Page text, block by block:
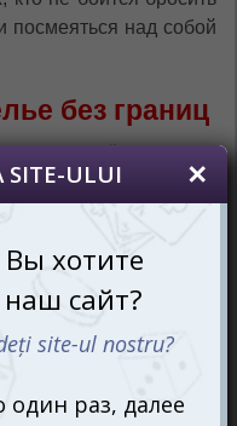
над собой
без границ
в этом её прелесть.
чёрную карту с
фразой. Остальные
или неожиданным
и ведущий
подходящий ответ,
получает чёрную карту